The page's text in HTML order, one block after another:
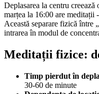
Deplasarea la centru
marțea la 16:00 are meditații
Această separare fizică între
intrarea în modul de
Meditații fizice:
Timp pierdut în
30-60 de minute